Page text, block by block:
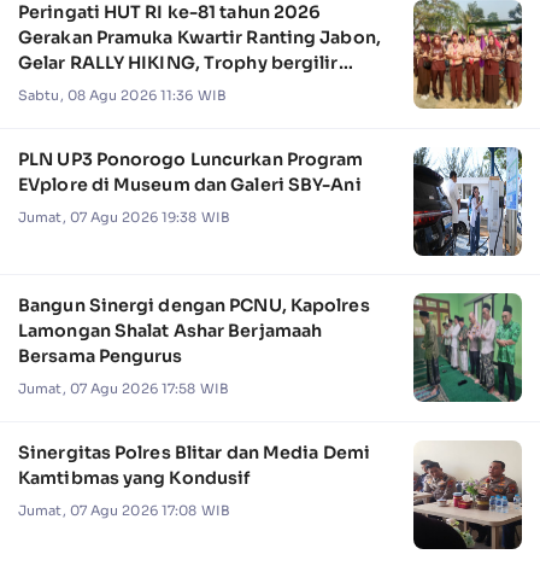
Peringati HUT RI ke-81 tahun 2026
Gerakan Pramuka Kwartir Ranting Jabon,
Gelar RALLY HIKING, Trophy bergilir
Camat Jabon
Sabtu, 08 Agu 2026 11:36 WIB
PLN UP3 Ponorogo Luncurkan Program
EVplore di Museum dan Galeri SBY-Ani
Jumat, 07 Agu 2026 19:38 WIB
Bangun Sinergi dengan PCNU, Kapolres
Lamongan Shalat Ashar Berjamaah
Bersama Pengurus
Jumat, 07 Agu 2026 17:58 WIB
Sinergitas Polres Blitar dan Media Demi
Kamtibmas yang Kondusif
Jumat, 07 Agu 2026 17:08 WIB